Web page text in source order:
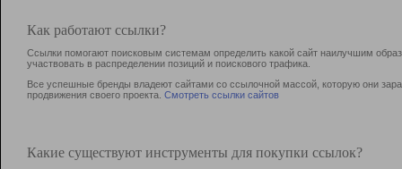
Как работают ссылки?
Ссылки помогают поисковым системам определить какой сайт наилучшим
участвовать в раcпределении позиций и поискового трафика.
Все успешные бренды владеют сайтами со ссылочной массой, которую они
продвижения своего проекта. Смотреть ссылки сайтов
Какие существуют инструменты для покупки ссылок?